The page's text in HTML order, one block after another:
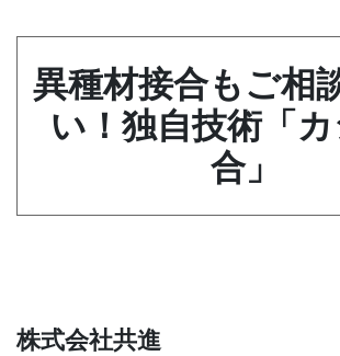
異種材接合もご相
い！独自技術「
合」
株式会社共進